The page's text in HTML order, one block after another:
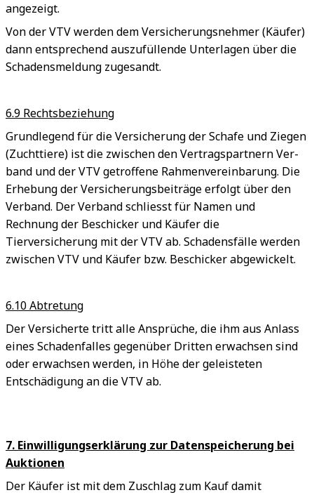
angezeigt.
Von der VTV werden dem Versicherungsnehmer (Käufer)
dann entsprechend auszufüllende Unterlagen über die
Schadensmeldung zugesandt.
6.9 Rechtsbeziehung
Grundlegend für die Versicherung der Schafe und Ziegen
(Zuchttiere) ist die zwischen den Vertragspartnern Ver­
band und der VTV getroffene Rahmenvereinbarung. Die
Erhebung der Versicherungsbeiträge erfolgt über den
Verband. Der Verband schliesst für Namen und
Rechnung der Beschicker und Käufer die
Tierversicherung mit der VTV ab. Schadensfälle werden
zwischen VTV und Käufer bzw. Beschicker abgewickelt.
6.10 Abtretung
Der Versicherte tritt alle Ansprüche, die ihm aus Anlass
eines Schadenfalles gegenüber Dritten erwachsen sind
oder erwachsen werden, in Höhe der geleisteten
Entschädigung an die VTV ab.
7. Einwilligungserklärung zur Datenspeicherung bei
Auktionen
Der Käufer ist mit dem Zuschlag zum Kauf damit